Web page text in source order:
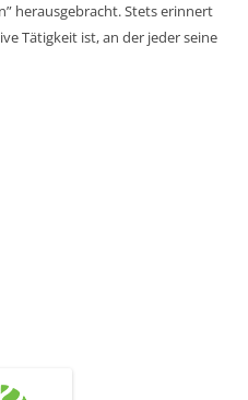
herausgebracht. Stets erinnert
Tätigkeit ist, an der jeder seine